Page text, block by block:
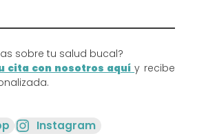
sobre tu salud bucal?
cita con nosotros aquí y recibe
Instagram